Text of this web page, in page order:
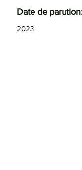
Date de parution:
2023